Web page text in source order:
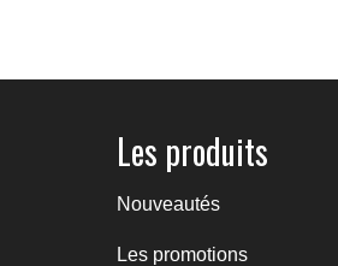
Les produits
Nouveautés
Les promotions